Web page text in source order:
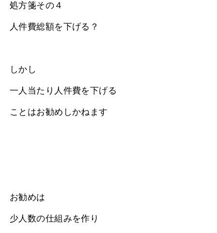
処方箋その４
人件費総額を下げる？
しかし
一人当たり人件費を下げる
ことはお勧めしかねます
お勧めは
少人数の仕組みを作り